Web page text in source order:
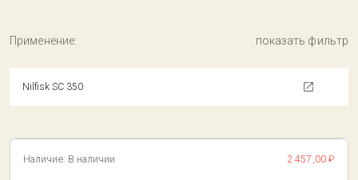
Применение: показать фильтр
Nilfisk SC 350
Наличие: В наличии 2 457,00 ₽